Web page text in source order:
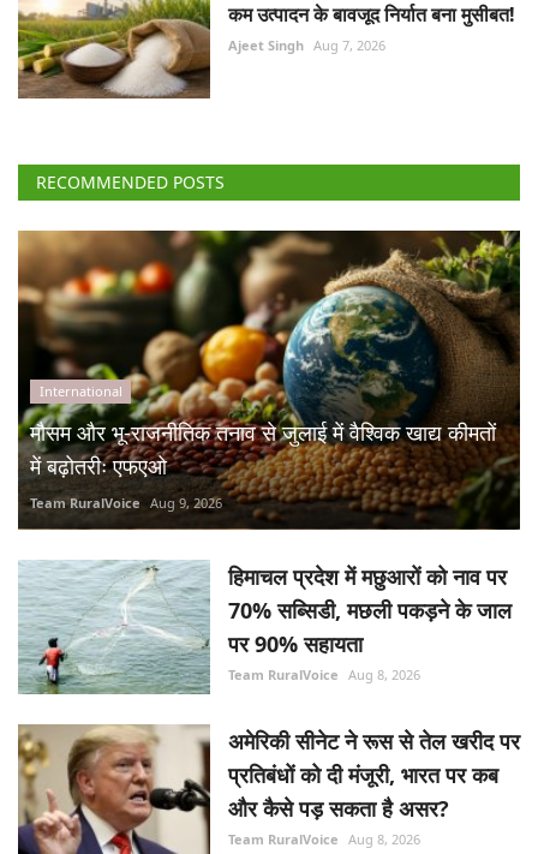
कम उत्पादन के बावजूद निर्यात बना मुसीबत!
Ajeet Singh Aug 7, 2026
RECOMMENDED POSTS
International
मौसम और भू-राजनीतिक तनाव से जुलाई में वैश्विक खाद्य कीमतों
में बढ़ोतरीः एफएओ
Team RuralVoice Aug 9, 2026
हिमाचल प्रदेश में मछुआरों को नाव पर
70% सब्सिडी, मछली पकड़ने के जाल
पर 90% सहायता
Team RuralVoice Aug 8, 2026
अमेरिकी सीनेट ने रूस से तेल खरीद पर
प्रतिबंधों को दी मंजूरी, भारत पर कब
और कैसे पड़ सकता है असर?
Team RuralVoice Aug 8, 2026